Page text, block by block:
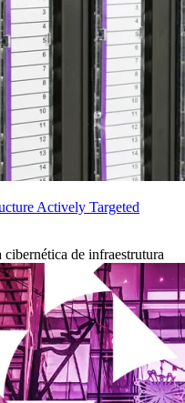
Actively Targeted
cibernética de infraestrutura